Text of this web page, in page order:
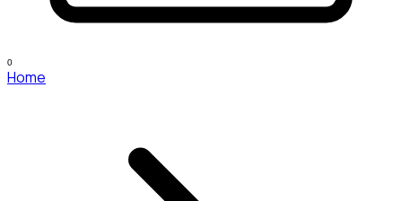
0
Home